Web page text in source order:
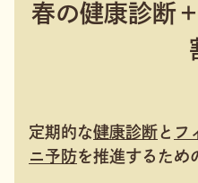
春の健康診断
定期的な健康診断と フ
ニ予防を推進するため